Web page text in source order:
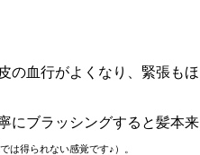
の血行がよくなり、緊張もほ
にブラッシングすると髪本来
は得られない感覚です♪）。